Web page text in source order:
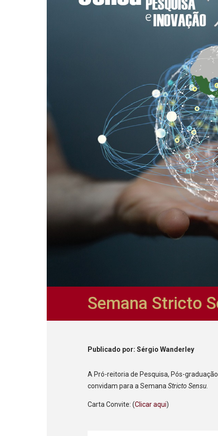
Semana Stricto
Publicado por: Sérgio Wanderley
A Pró-reitoria de Pesquisa, Pós-
convidam para a SemanaStricto Sensu
Carta Convite: (Clicar aqui)